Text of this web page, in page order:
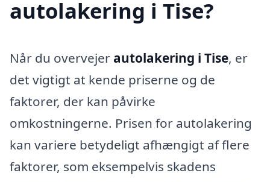
autolakering i Tise?
Når du overvejer autolakering i Tise, er
det vigtigt at kende priserne og de
faktorer, der kan påvirke
omkostningerne. Prisen for autolakering
kan variere betydeligt afhængigt af flere
faktorer, som eksempelvis skadens